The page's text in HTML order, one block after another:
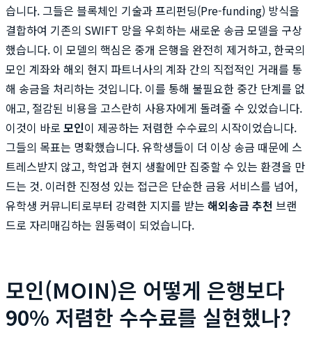
습니다. 그들은 블록체인 기술과 프리펀딩(Pre-funding) 방식을
결합하여 기존의 SWIFT 망을 우회하는 새로운 송금 모델을 구상
했습니다. 이 모델의 핵심은 중개 은행을 완전히 제거하고, 한국의
모인 계좌와 해외 현지 파트너사의 계좌 간의 직접적인 거래를 통
해 송금을 처리하는 것입니다. 이를 통해 불필요한 중간 단계를 없
애고, 절감된 비용을 고스란히 사용자에게 돌려줄 수 있었습니다.
이것이 바로 모인이 제공하는 저렴한 수수료의 시작이었습니다.
그들의 목표는 명확했습니다. 유학생들이 더 이상 송금 때문에 스
트레스받지 않고, 학업과 현지 생활에만 집중할 수 있는 환경을 만
드는 것. 이러한 진정성 있는 접근은 단순한 금융 서비스를 넘어,
유학생 커뮤니티로부터 강력한 지지를 받는 해외송금 추천 브랜
드로 자리매김하는 원동력이 되었습니다.
모인(MOIN)은 어떻게 은행보다
90% 저렴한 수수료를 실현했나?